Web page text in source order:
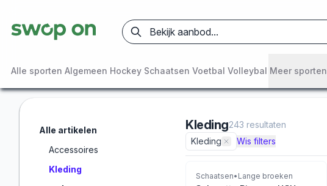
Alle sporten Algemeen Hockey Schaatsen Voetbal Volleybal Meer sporten
Alle artikelen
Accessoires
Kleding
Kleding243 resultaten
Kleding
Wis filters
Schaatsen• Lange broeken